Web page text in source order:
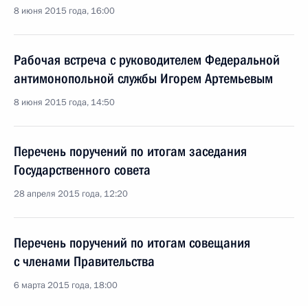
8 июня 2015 года, 16:00
Рабочая встреча с руководителем Федеральной
антимонопольной службы Игорем Артемьевым
8 июня 2015 года, 14:50
Перечень поручений по итогам заседания
Государственного совета
28 апреля 2015 года, 12:20
Перечень поручений по итогам совещания
с членами Правительства
6 марта 2015 года, 18:00